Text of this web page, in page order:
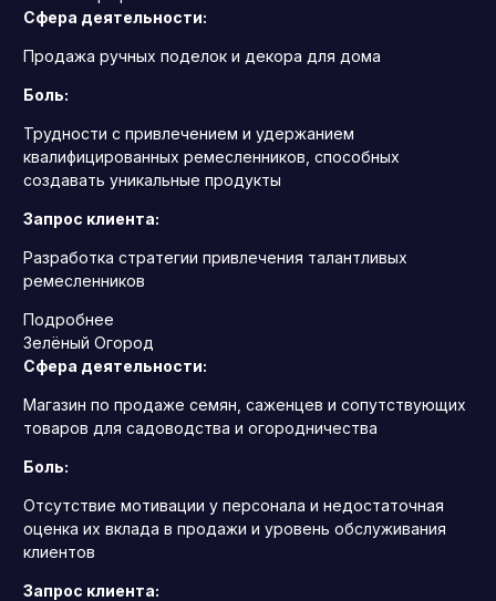
Сфера деятельности:
Продажа ручных поделок и декора для дома
Боль:
Трудности с привлечением и удержанием
квалифицированных ремесленников, способных
создавать уникальные продукты
Запрос клиента:
Разработка стратегии привлечения талантливых
ремесленников
Подробнее
Зелёный Огород
Сфера деятельности:
Магазин по продаже семян, саженцев и сопутствующих
товаров для садоводства и огородничества
Боль:
Отсутствие мотивации у персонала и недостаточная
оценка их вклада в продажи и уровень обслуживания
клиентов
Запрос клиента: